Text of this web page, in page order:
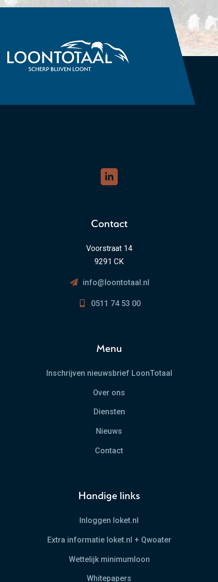
Contact
Voorstraat 14
9291 CK
info@loontotaal.nl
0511 74 53 00
Menu
Inschrijven nieuwsbrief LoonTotaal
Over ons
Diensten
Nieuws
Contact
Handige links
Inloggen loket.nl
Extra informatie loket.nl + Qwoater
Wettelijk minimumloon
Whitepapers